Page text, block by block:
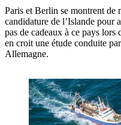
Paris et Berlin se montrent de
candidature de l’Islande pour
pas de cadeaux à ce pays lors
en croit une étude conduite
Allemagne.